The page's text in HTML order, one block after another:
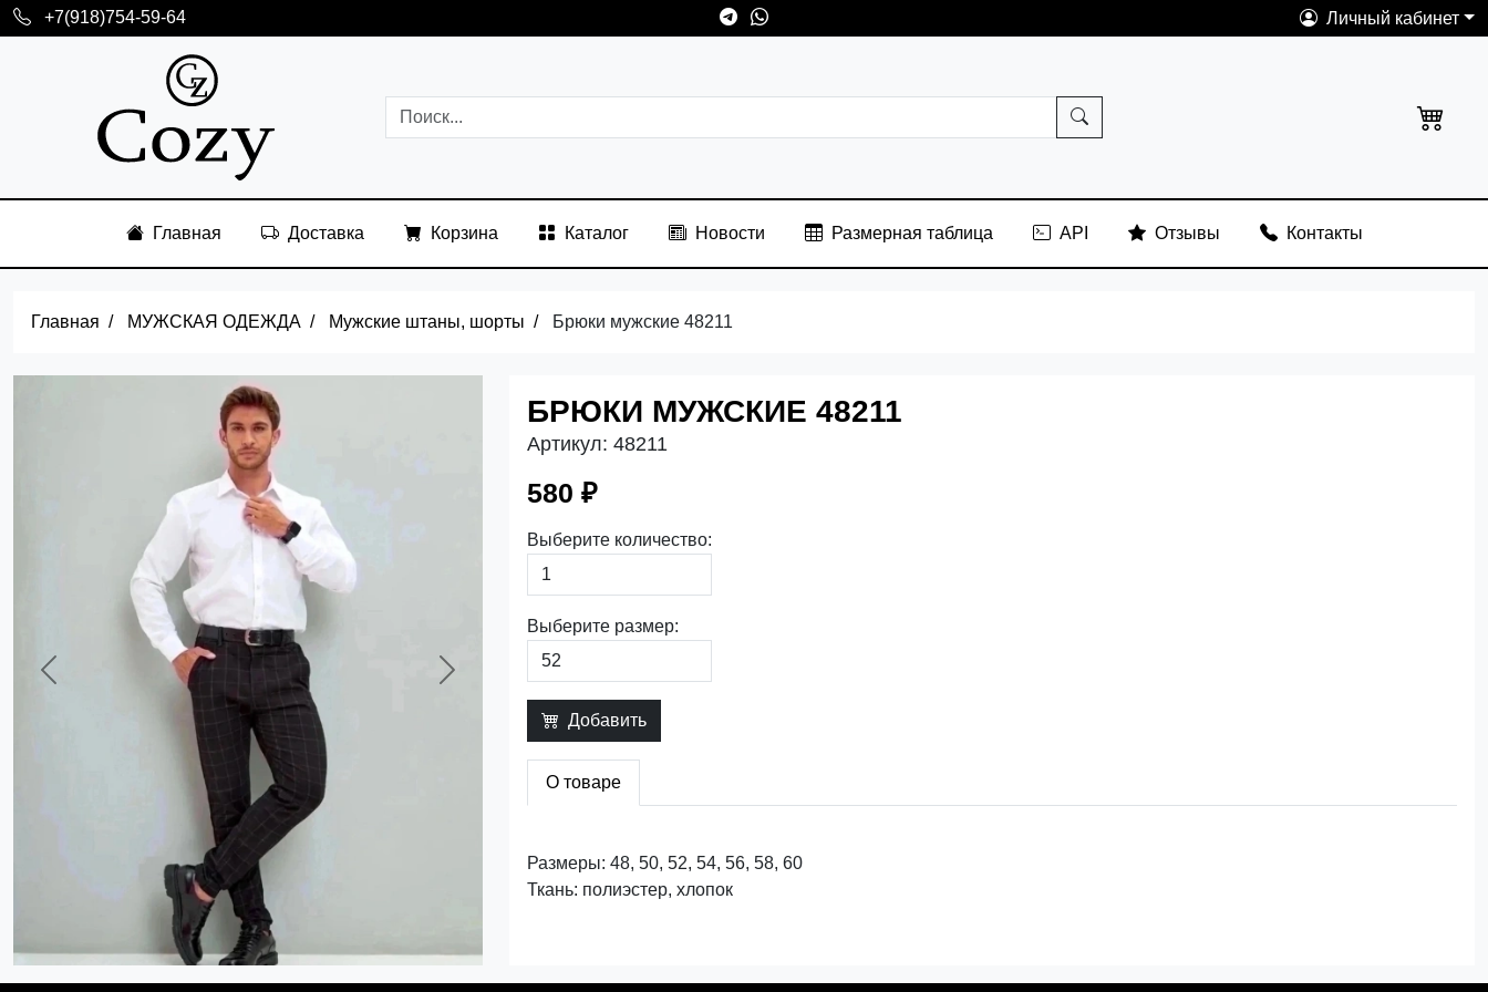
+7(918)754-59-64 Личный кабинет
Главная Доставка Корзина Каталог Новости Размерная таблица API Отзывы Контакты
Главная МУЖСКАЯ ОДЕЖДА Мужские штаны, шорты Брюки мужские 48211
Previous Next
БРЮКИ МУЖСКИЕ 48211
Артикул: 48211
580 ₽
Выберите количество:
Выберите размер:
Добавить
О товаре
Размеры: 48, 50, 52, 54, 56, 58, 60
Ткань: полиэстер, хлопок